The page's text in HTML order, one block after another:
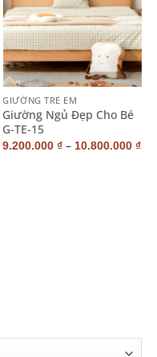
+
GIƯỜNG TRẺ EM
Giường Ngủ Đẹp Cho Bé
G-TE-15
9.200.000₫ – 10.800.000₫